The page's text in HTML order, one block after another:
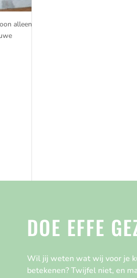
alleen
DOE EFFE
Wil jij weten wat wij voor je
betekenen? Twijfel niet, en